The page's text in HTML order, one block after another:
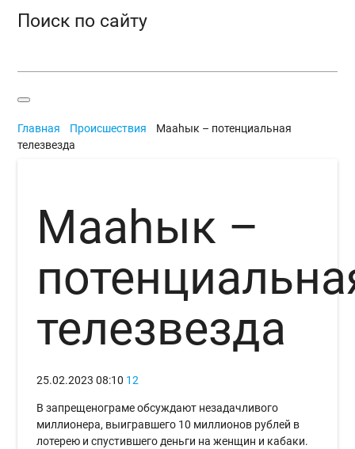
Поиск по сайту
Главная Происшествия
Мааһык – потенциальная
телезвезда
Мааһык –
телезвезда
25.02.2023 08:10 12
В запрещенограме обсуждают незадачливого
миллионера, выигравшего 10 миллионов рублей в
лотерею и спустившего деньги на женщин и кабаки.